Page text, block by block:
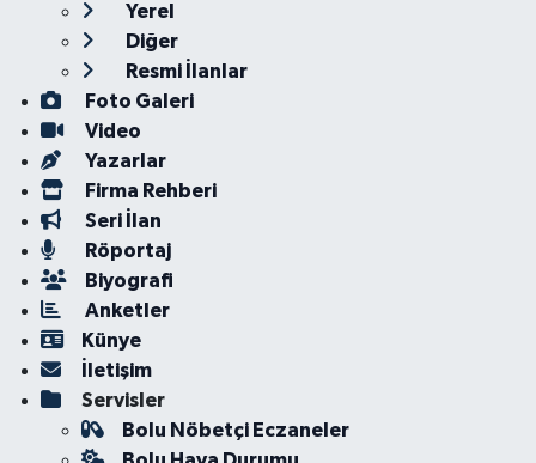
Yerel
Diğer
Resmi İlanlar
Foto Galeri
Video
Yazarlar
Firma Rehberi
Seri İlan
Röportaj
Biyografi
Anketler
Künye
İletişim
Servisler
Bolu Nöbetçi Eczaneler